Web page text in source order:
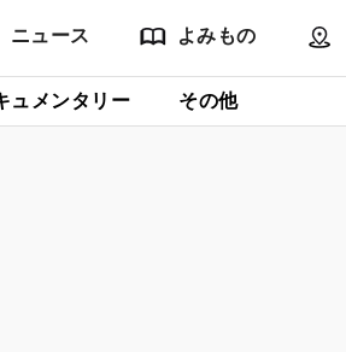
ニュース よみもの
ュメンタリー その他